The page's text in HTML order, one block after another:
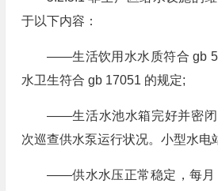
于以下内容：
——生活饮用水水质符合 gb
水卫生符合 gb 17051 的规定;
——生活水池水箱完好并密闭
次巡查供水泵运行状况。小型水电
——供水水压正常稳定，每月